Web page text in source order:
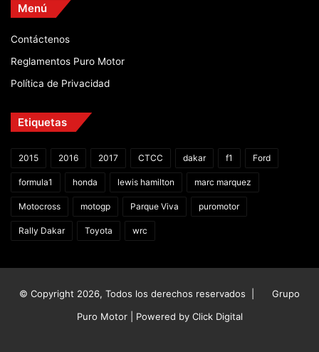
Menú
Contáctenos
Reglamentos Puro Motor
Política de Privacidad
Etiquetas
2015 2016 2017 CTCC dakar f1 Ford
formula1 honda lewis hamilton marc marquez
Motocross motogp Parque Viva puromotor
Rally Dakar Toyota wrc
© Copyright 2026, Todos los derechos reservados |
Grupo
Puro Motor | Powered by Click Digital